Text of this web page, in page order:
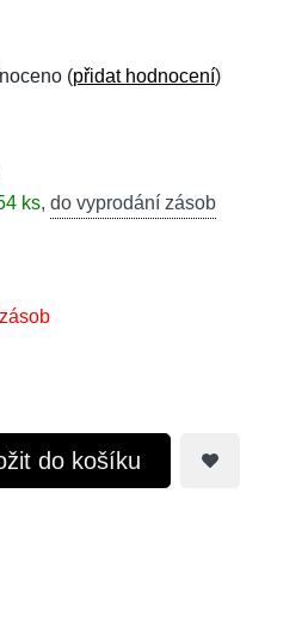
(přidat hodnocení)
ks, do vyprodání zásob
do košíku